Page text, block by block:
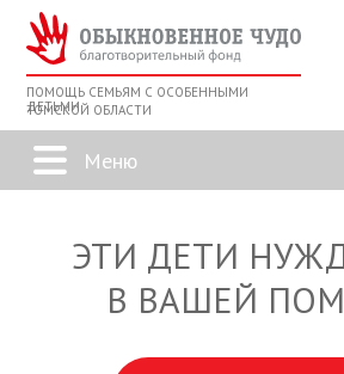
ПОМОЩЬ СЕМЬЯМ С ОСОБЕННЫМИ
ДЕТЬМИ
ТОМСКОЙ ОБЛАСТИ
ЭТИ ДЕТИ
В ВАШЕЙ